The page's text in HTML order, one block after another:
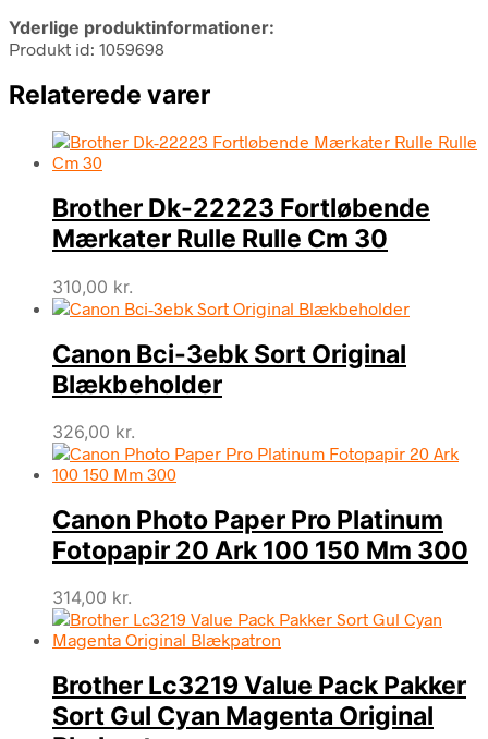
Yderlige produktinformationer:
Produkt id: 1059698
Relaterede varer
Brother Dk-22223 Fortløbende
Mærkater Rulle Rulle Cm 30
310,00 kr.
Canon Bci-3ebk Sort Original
Blækbeholder
326,00 kr.
Canon Photo Paper Pro Platinum
Fotopapir 20 Ark 100 150 Mm 300
314,00 kr.
Brother Lc3219 Value Pack Pakker
Sort Gul Cyan Magenta Original